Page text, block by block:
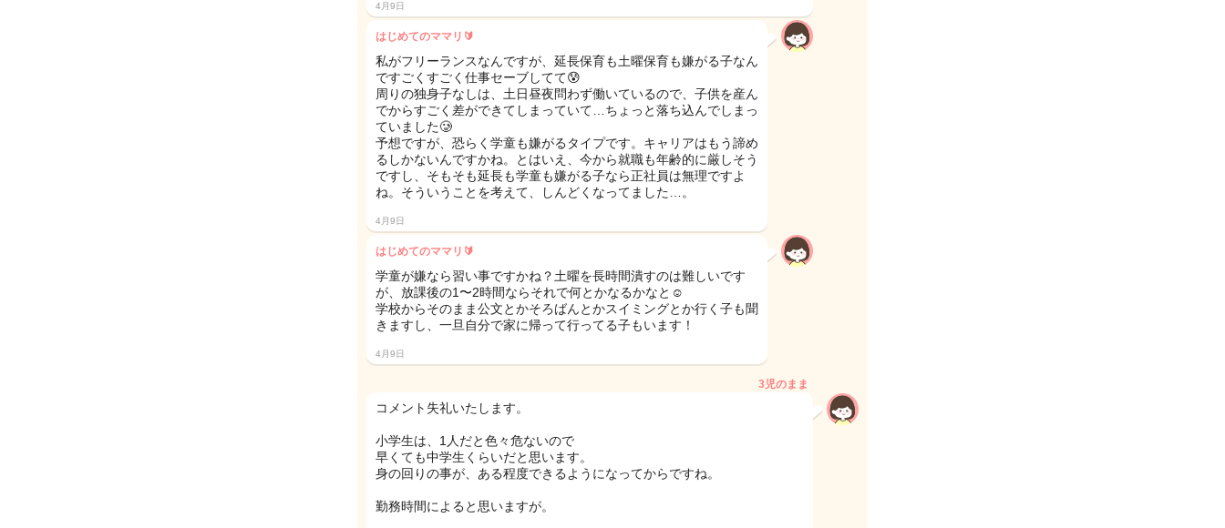
4月9日
はじめてのママリ🔰
私がフリーランスなんですが、延長保育も土曜保育も嫌がる子なん
ですごくすごく仕事セーブしてて😰
周りの独身子なしは、土日昼夜問わず働いているので、子供を産ん
でからすごく差ができてしまっていて…ちょっと落ち込んでしまっ
ていました🥲
予想ですが、恐らく学童も嫌がるタイプです。キャリアはもう諦め
るしかないんですかね。とはいえ、今から就職も年齢的に厳しそう
ですし、そもそも延長も学童も嫌がる子なら正社員は無理ですよ
ね。そういうことを考えて、しんどくなってました…。
4月9日
はじめてのママリ🔰
学童が嫌なら習い事ですかね？土曜を長時間潰すのは難しいです
が、放課後の1〜2時間ならそれで何とかなるかなと☺️
学校からそのまま公文とかそろばんとかスイミングとか行く子も聞
きますし、一旦自分で家に帰って行ってる子もいます！
4月9日
3児のまま
コメント失礼いたします。
小学生は、1人だと色々危ないので
早くても中学生くらいだと思います。
身の回りの事が、ある程度できるようになってからですね。
勤務時間によると思いますが。